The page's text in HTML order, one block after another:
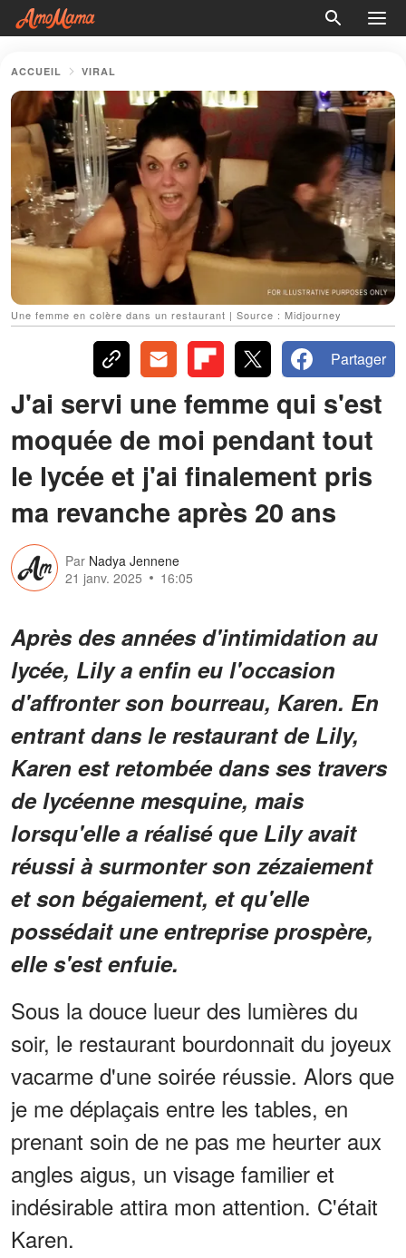
ACCUEIL VIRAL
Une femme en colère dans un restaurant | Source : Midjourney
Partager
J'ai servi une femme qui s'est
moquée de moi pendant tout
le lycée et j'ai finalement pris
ma revanche après 20 ans
Par Nadya Jennene
21 janv. 2025
16:05
Après des années d'intimidation au
lycée, Lily a enfin eu l'occasion
d'affronter son bourreau, Karen. En
entrant dans le restaurant de Lily,
Karen est retombée dans ses travers
de lycéenne mesquine, mais
lorsqu'elle a réalisé que Lily avait
réussi à surmonter son zézaiement
et son bégaiement, et qu'elle
possédait une entreprise prospère,
elle s'est enfuie.
Sous la douce lueur des lumières du
soir, le restaurant bourdonnait du joyeux
vacarme d'une soirée réussie. Alors que
je me déplaçais entre les tables, en
prenant soin de ne pas me heurter aux
angles aigus, un visage familier et
indésirable attira mon attention. C'était
Karen.